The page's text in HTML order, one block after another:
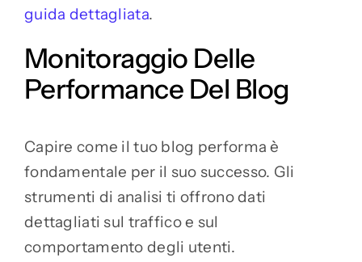
guida dettagliata.
Monitoraggio Delle
Performance Del Blog
Capire come il tuo blog performa è
fondamentale per il suo successo. Gli
strumenti di analisi ti offrono dati
dettagliati sul traffico e sul
comportamento degli utenti.